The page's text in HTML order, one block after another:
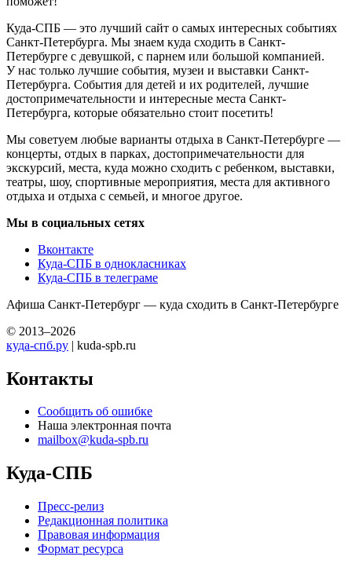
Куда-СПБ — это лучший сайт о самых интересных событиях
Санкт-Петербурга. Мы знаем куда сходить в Санкт-
Петербурге с девушкой, с парнем или большой компанией.
У нас только лучшие события, музеи и выставки Санкт-
Петербурга. События для детей и их родителей, лучшие
достопримечательности и интересные места Санкт-
Петербурга, которые обязательно стоит посетить!
Мы советуем любые варианты отдыха в Санкт-Петербурге —
концерты, отдых в парках, достопримечательности для
экскурсий, места, куда можно сходить с ребенком, выставки,
театры, шоу, спортивные мероприятия, места для активного
отдыха и отдыха с семьей, и многое другое.
Мы в социальных сетях
Вконтакте
Куда-СПБ в однокласниках
Куда-СПБ в телеграме
Афиша Санкт-Петербург — куда сходить в Санкт-Петербурге
© 2013–2026
куда-спб.ру | kuda-spb.ru
Контакты
Сообщить об ошибке
Наша электронная почта
mailbox@kuda-spb.ru
Куда-СПБ
Пресс-релиз
Редакционная политика
Правовая информация
Формат ресурса